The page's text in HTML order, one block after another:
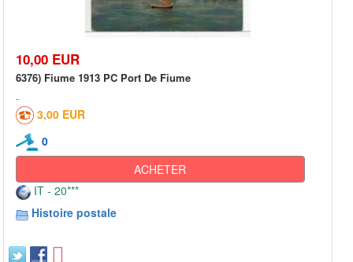
10,00 EUR
6376) Fiume 1913 PC Port De Fiume
3,00 EUR
0
ACHETER
IT - 20***
Histoire postale